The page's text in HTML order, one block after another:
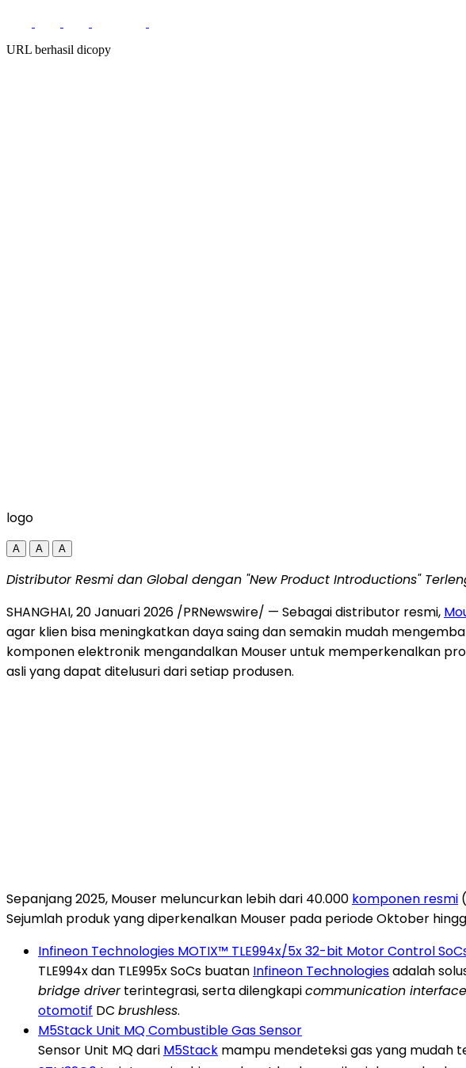
URL berhasil dicopy
logo
A A A
Distributor Resmi dan Global dengan "New Product Introductions"
SHANGHAI, 20 Januari 2026 /PRNewswire/ — Sebagai distributor resmi,
agar klien bisa meningkatkan daya saing dan semakin mudah
komponen elektronik mengandalkan Mouser untuk memperkenalkan
asli yang dapat ditelusuri dari setiap produsen.
Sepanjang 2025, Mouser meluncurkan lebih dari 40.000 komponen resmi (
Sejumlah produk yang diperkenalkan Mouser pada periode Oktober
Infineon Technologies MOTIX™ TLE994x/5x 32-bit Motor Control
TLE994x dan TLE995x SoCs buatan Infineon Technologiesadalah
bridge driverterintegrasi, serta dilengkapicommunication interface
otomotif DC brushless.
M5Stack Unit MQ Combustible Gas Sensor
Sensor Unit MQ dari M5Stack mampu mendeteksi gas yang mudah